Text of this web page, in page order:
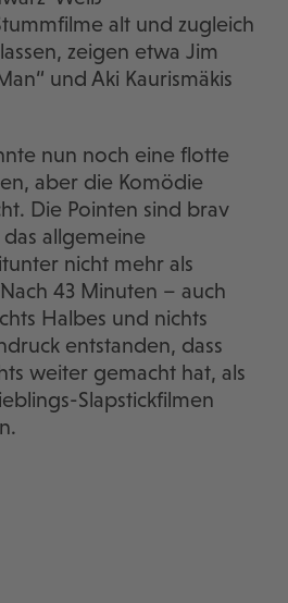
alt und zugleich
zeigen etwa Jim
und Aki Kaurismäkis
nun noch eine flotte
aber die Komödie
Die Pointen sind brav
allgemeine
nicht mehr als
43 Minuten – auch
Halbes und nichts
entstanden, dass
weiter gemacht hat, als
Slapstickfilmen